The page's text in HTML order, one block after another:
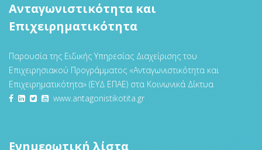
Ανταγωνιστικότητα και
Επιχειρηματικότητα
Παρουσία της Ειδικής Υπηρεσίας Διαχείρισης του
Επιχειρησιακού Προγράμματος «Ανταγωνιστικότητα και
Επιχειρηματικότητα» (ΕΥΔ ΕΠΑΕ) στα Κοινωνικά Δίκτυα
www.antagonistikotita.gr
Ενημερωτική λίστα